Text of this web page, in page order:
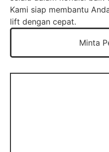
Kami siap membantu
lift dengan cepat.
Minta